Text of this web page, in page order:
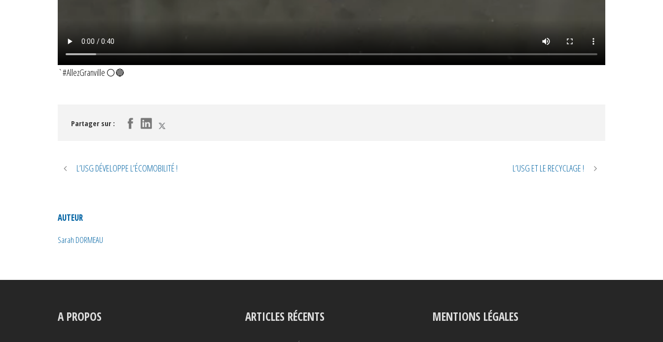
`#AllezGranville ⚪️🔵
Partager sur :
L’USG DÉVELOPPE L’ÉCOMOBILITÉ ! L’USG ET LE RECYCLAGE !
AUTEUR
Sarah DORMEAU
A PROPOS ARTICLES RÉCENTS MENTIONS LÉGALES